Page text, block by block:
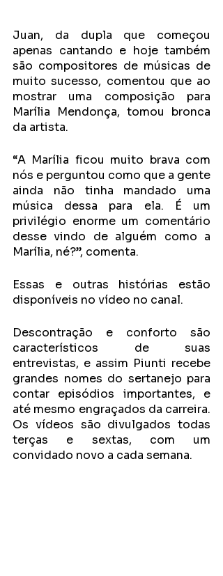
Juan, da dupla que começou
apenas cantando e hoje também
são compositores de músicas de
muito sucesso, comentou que ao
mostrar uma composição para
Marília Mendonça, tomou bronca
da artista.
“A Marília ficou muito brava com
nós e perguntou como que a gente
ainda não tinha mandado uma
música dessa para ela. É um
privilégio enorme um comentário
desse vindo de alguém como a
Marília, né?”, comenta.
Essas e outras histórias estão
disponíveis no vídeo no canal.
Descontração e conforto são
característicos de suas
entrevistas, e assim Piunti recebe
grandes nomes do sertanejo para
contar episódios importantes, e
até mesmo engraçados da carreira.
Os vídeos são divulgados todas
terças e sextas, com um
convidado novo a cada semana.